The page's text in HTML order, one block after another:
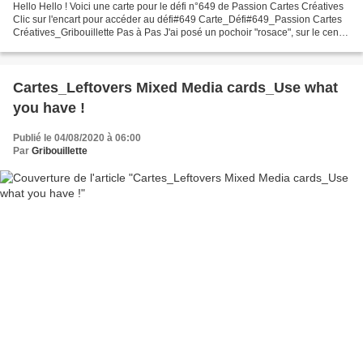
Hello Hello ! Voici une carte pour le défi n°649 de Passion Cartes Créatives
Clic sur l'encart pour accéder au défi#649 Carte_Défi#649_Passion Cartes
Créatives_Gribouillette Pas à Pas J'ai posé un pochoir "rosace", sur le centre
Cartes_Leftovers Mixed Media cards_Use what
you have !
Publié le 04/08/2020 à 06:00
Par Gribouillette